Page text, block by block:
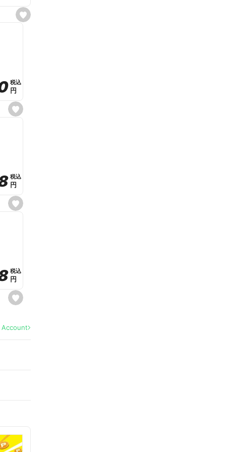
s
e
s
e
e
税込
税込
円
円
s
e
e
税込
税込
円
円
s
e
a
税込
税込
円
円